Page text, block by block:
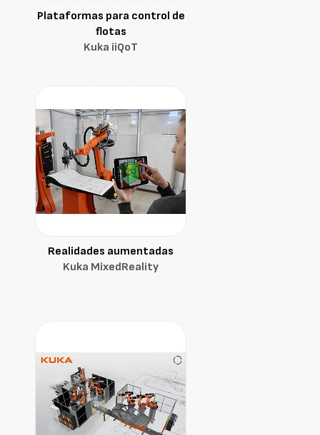
Plataformas para control de
flotas
Kuka iiQoT
Realidades aumentadas
Kuka MixedReality